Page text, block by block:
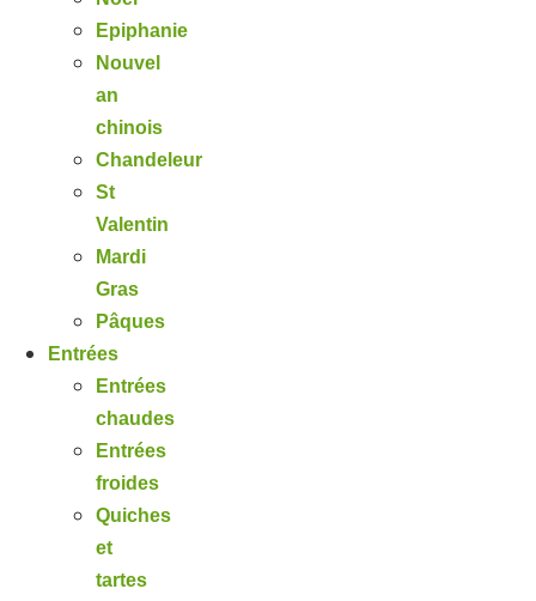
Epiphanie
Nouvel
an
chinois
Chandeleur
St
Valentin
Mardi
Gras
Pâques
Entrées
Entrées
chaudes
Entrées
froides
Quiches
et
tartes